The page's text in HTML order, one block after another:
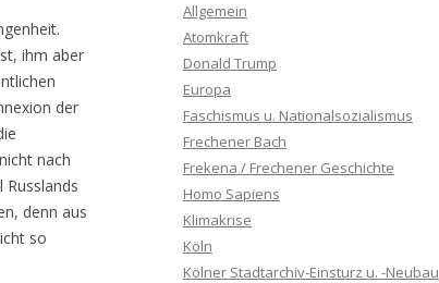
ihm aber
der
nach
denn aus
so
Allgemein
Atomkraft
Donald Trump
Europa
Faschismus u. Nationalsozialismus
Frechener Bach
Frekena / Frechener Geschichte
Homo Sapiens
Klimakrise
Köln
Kölner Stadtarchiv-Einsturz u. -Neubau